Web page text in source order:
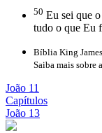
50 Eu sei que
tudo o que Eu
Bíblia King
Saiba mais sobre
João 11
Capítulos
João 13